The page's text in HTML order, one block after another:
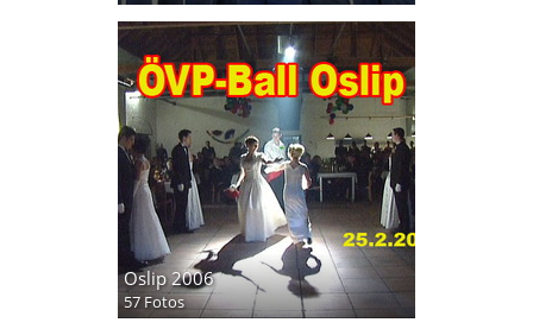
Oslip 2006
57 Fotos